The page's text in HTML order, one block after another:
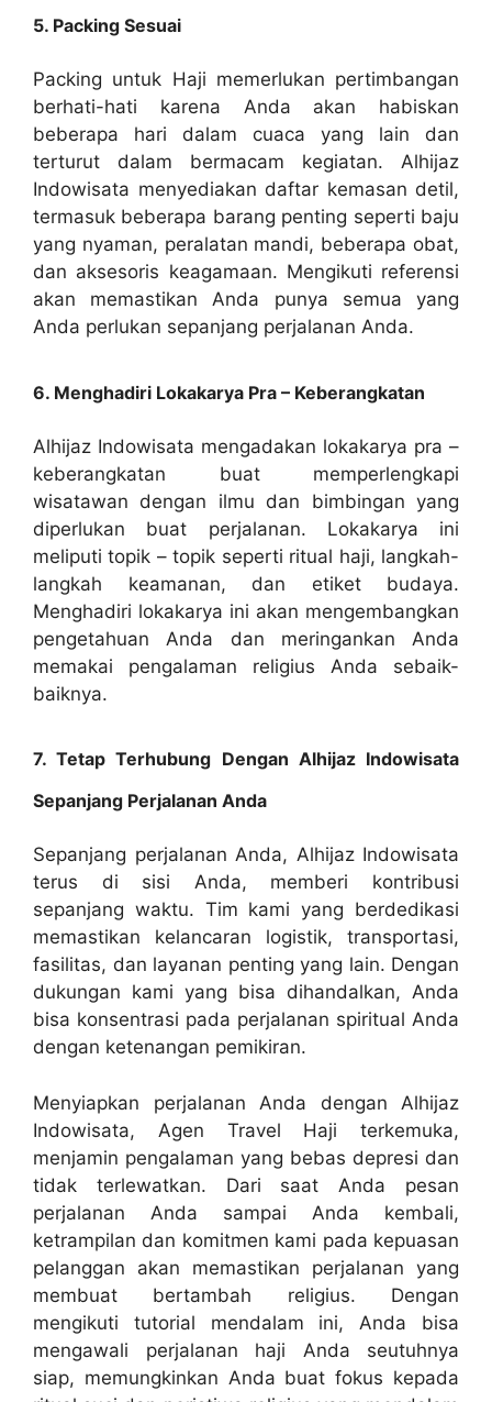
5. Packing Sesuai
Packing untuk Haji memerlukan pertimbangan
berhati-hati karena Anda akan habiskan
beberapa hari dalam cuaca yang lain dan
terturut dalam bermacam kegiatan. Alhijaz
Indowisata menyediakan daftar kemasan detil,
termasuk beberapa barang penting seperti baju
yang nyaman, peralatan mandi, beberapa obat,
dan aksesoris keagamaan. Mengikuti referensi
akan memastikan Anda punya semua yang
Anda perlukan sepanjang perjalanan Anda.
6. Menghadiri Lokakarya Pra – Keberangkatan
Alhijaz Indowisata mengadakan lokakarya pra –
keberangkatan buat memperlengkapi
wisatawan dengan ilmu dan bimbingan yang
diperlukan buat perjalanan. Lokakarya ini
meliputi topik – topik seperti ritual haji, langkah-
langkah keamanan, dan etiket budaya.
Menghadiri lokakarya ini akan mengembangkan
pengetahuan Anda dan meringankan Anda
memakai pengalaman religius Anda sebaik-
baiknya.
7. Tetap Terhubung Dengan Alhijaz Indowisata
Sepanjang Perjalanan Anda
Sepanjang perjalanan Anda, Alhijaz Indowisata
terus di sisi Anda, memberi kontribusi
sepanjang waktu. Tim kami yang berdedikasi
memastikan kelancaran logistik, transportasi,
fasilitas, dan layanan penting yang lain. Dengan
dukungan kami yang bisa dihandalkan, Anda
bisa konsentrasi pada perjalanan spiritual Anda
dengan ketenangan pemikiran.
Menyiapkan perjalanan Anda dengan Alhijaz
Indowisata, Agen Travel Haji terkemuka,
menjamin pengalaman yang bebas depresi dan
tidak terlewatkan. Dari saat Anda pesan
perjalanan Anda sampai Anda kembali,
ketrampilan dan komitmen kami pada kepuasan
pelanggan akan memastikan perjalanan yang
membuat bertambah religius. Dengan
mengikuti tutorial mendalam ini, Anda bisa
mengawali perjalanan haji Anda seutuhnya
siap, memungkinkan Anda buat fokus kepada